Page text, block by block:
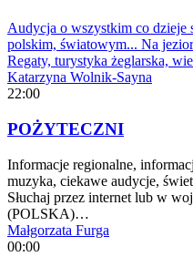
Audycja o wszystkim co dzieje
polskim, światowym... Na
Regaty, turystyka żeglarska,
Katarzyna Wolnik-Sayna
22:00
POŻYTECZNI
Informacje regionalne,
muzyka, ciekawe audycje,
Słuchaj przez internet lub w
(POLSKA)…
Małgorzata Furga
00:00